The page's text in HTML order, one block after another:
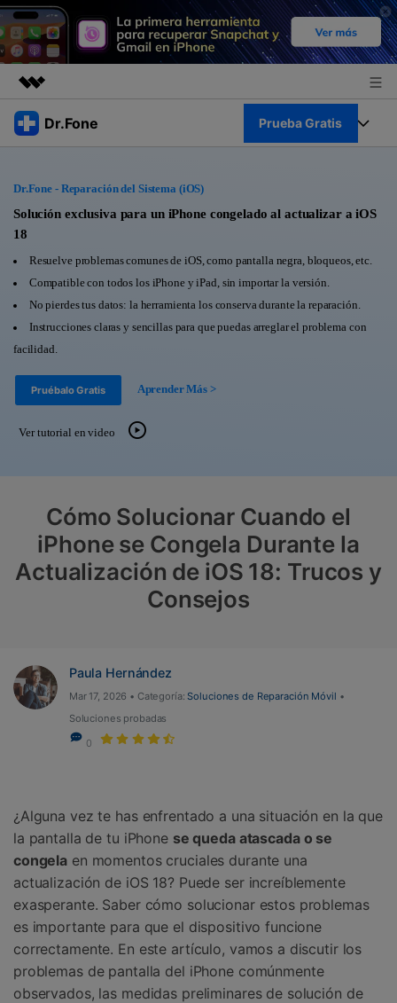
Productos destacados
Quiénes somos
Sala de prensa
Tienda
Dr.Fone Prueba Gratis
Ver Kit Completo >
Productos
Para PC
Para Celular
Herramientas Online
Más
Descubre lo mejor de Dr.Fone
Guías
Soporte
Blog
Gestor de Datos
Reparación de Móviles
Encuentra Más Soluciones
Desbloqueo FRP en Android 16
Iniciar sesión
Dr.Fone - Reparación del Sistema (iOS)
Solución exclusiva para un iPhone congelado al actualizar a iOS
18
Resuelve problemas comunes de iOS, como pantalla negra, bloqueos, etc.
Compatible con todos los iPhone y iPad, sin importar la versión.
No pierdes tus datos: la herramienta los conserva durante la reparación.
Instrucciones claras y sencillas para que puedas arreglar el problema con
facilidad.
Pruébalo Gratis Aprender Más >
Ver tutorial en video
Cómo Solucionar Cuando el
iPhone se Congela Durante la
Actualización de iOS 18: Trucos y
Consejos
Paula Hernández
Mar 17, 2026 • Categoría:Soluciones de Reparación Móvil •
Soluciones probadas
0
¿Alguna vez te has enfrentado a una situación en la que
la pantalla de tu iPhone se queda atascada o se
congela en momentos cruciales durante una
actualización de iOS 18? Puede ser increíblemente
exasperante. Saber cómo solucionar estos problemas
es importante para que el dispositivo funcione
correctamente. En este artículo, vamos a discutir los
problemas de pantalla del iPhone comúnmente
observados, las medidas preliminares de solución de